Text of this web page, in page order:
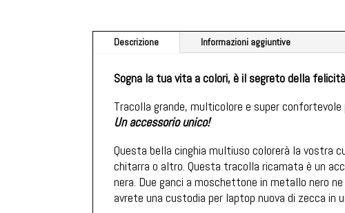
Descrizione Informazioni aggiuntive
Sogna la tua vita a colori, è il segreto della
Tracolla grande, multicolore e super
Un accessorio unico!
Questa bella cinghia multiuso colorerà la vostra
chitarra o altro. Questa tracolla ricamata è un
nera. Due ganci a moschettone in metallo nero
avrete una custodia per laptop nuova di zecca in